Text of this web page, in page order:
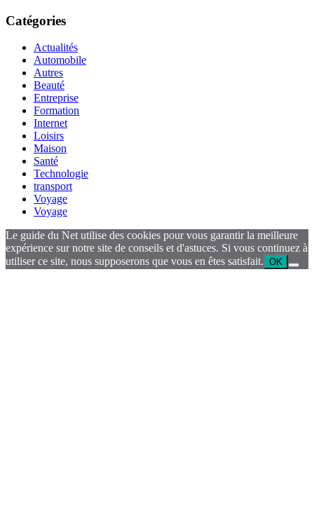
Catégories
Actualités
Automobile
Autres
Beauté
Entreprise
Formation
Internet
Loisirs
Maison
Santé
Technologie
transport
Voyage
Voyage
Le guide du Net utilise des cookies pour vous garantir la meilleure
expérience sur notre site de conseils et d'astuces. Si vous continuez à
utiliser ce site, nous supposerons que vous en êtes satisfait. OK